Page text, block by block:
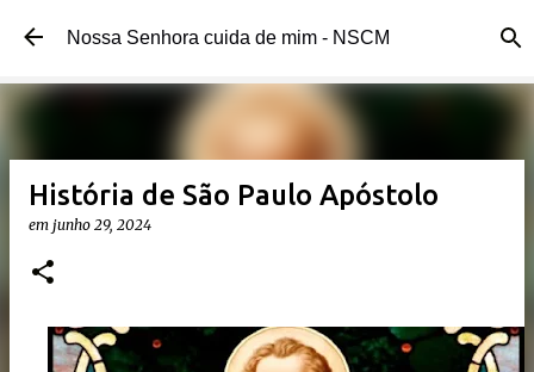
Pular para o conteúdo principal
Nossa Senhora cuida de mim - NSCM
História de São Paulo Apóstolo
em junho 29, 2024